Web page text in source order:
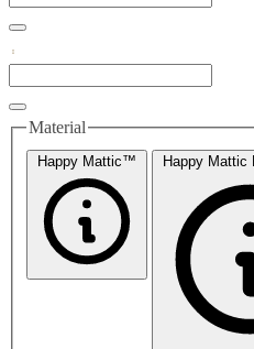
Material
Happy Mattic™ Happy